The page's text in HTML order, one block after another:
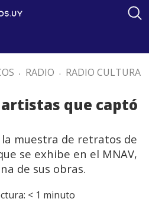
. RADIO . RADIO CULTURA
que captó
muestra de retratos de
se exhibe en el MNAV,
de sus obras.
< 1 minuto